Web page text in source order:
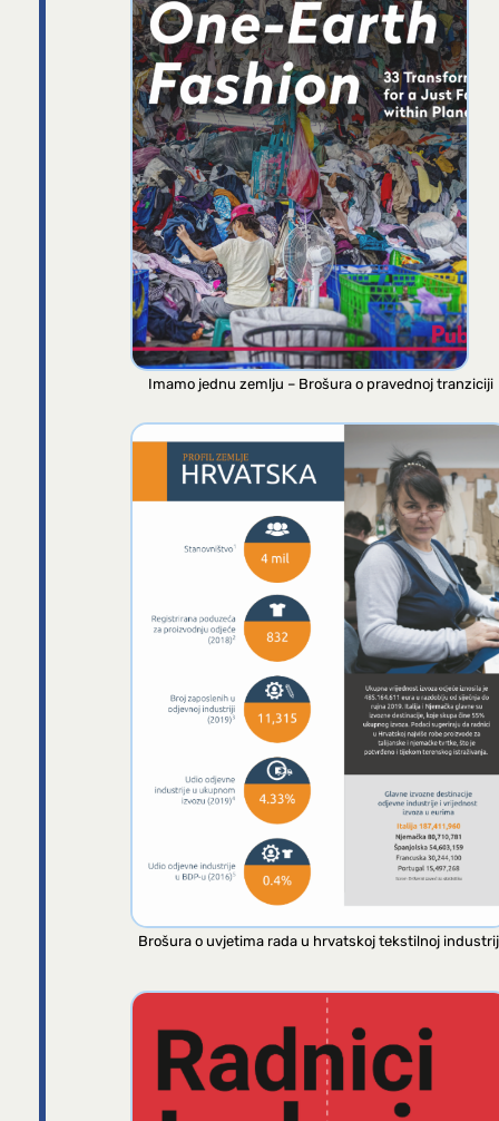
Imamo jednu zemlju – Brošura o pravednoj tranziciji
Brošura o uvjetima rada u hrvatskoj tekstilnoj